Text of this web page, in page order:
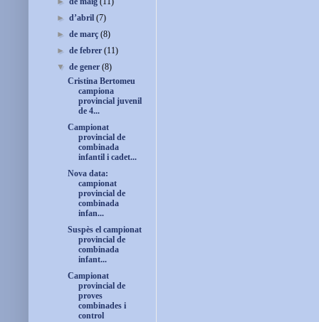
►d’abril(7)
►de març(8)
►de febrer(11)
▼de gener(8)
Cristina Bertomeu
campiona
provincial juvenil
de 4...
Campionat
provincial de
combinada
infantil i cadet...
Nova data:
campionat
provincial de
combinada
infan...
Suspès el campionat
provincial de
combinada
infant...
Campionat
provincial de
proves
combinades i
control